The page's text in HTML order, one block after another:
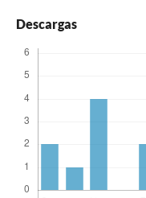
Descargas